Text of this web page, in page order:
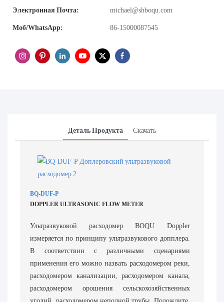
Электронная Почта: michael@shboqu.com
Моб/WhatsApp: 86-15000087545
Деталь Продукта Скачать
BQ-DUF-P
DOPPLER ULTRASONIC FLOW METER
Ультразвуковой расходомер BOQU Doppler
измеряется по принципу ультразвукового допплера.
В соответствии с различными сценариями
применения его можно назвать расходомером реки,
расходомером канализации, расходомером канала,
расходомером орошения сельскохозяйственных